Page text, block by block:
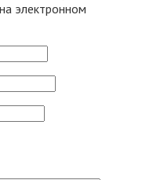
электронном